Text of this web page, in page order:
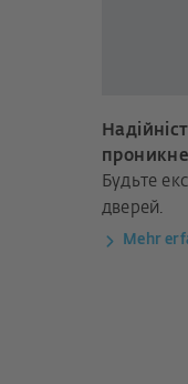
Будьте
дверей.
Mehr